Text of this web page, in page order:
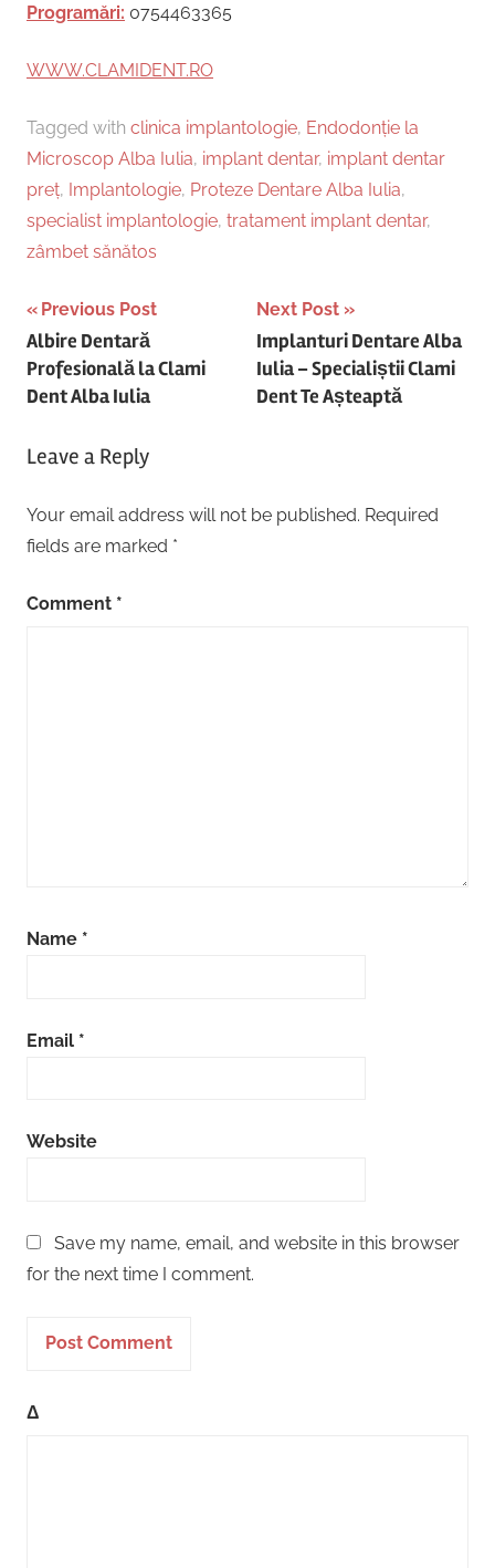
Programări: 0754463365
WWW.CLAMIDENT.RO
Tagged with clinica implantologie, Endodonție la
Microscop Alba Iulia, implant dentar, implant dentar
preț, Implantologie, Proteze Dentare Alba Iulia,
specialist implantologie, tratament implant dentar,
zâmbet sănătos
Post
navigation
Previous Post
Albire Dentară
Profesională la Clami
Dent Alba Iulia
Next Post
Implanturi Dentare Alba
Iulia – Specialiștii Clami
Dent Te Așteaptă
Leave a Reply
Your email address will not be published. Required
fields are marked *
Comment *
Name *
Email *
Website
Save my name, email, and website in this browser
for the next time I comment.
Δ